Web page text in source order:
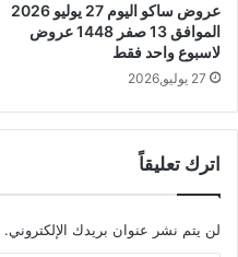
عروض ساكو اليوم 27 يوليو 2026
الموافق 13 صفر 1448 عروض
لاسبوع واحد فقط
27 يوليو,2026
اترك تعليقاً
لن يتم نشر عنوان بريدك الإلكتروني.